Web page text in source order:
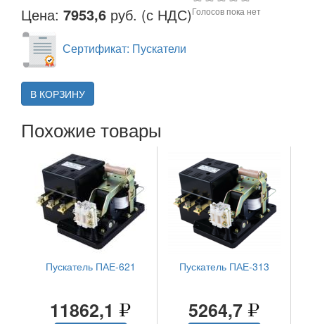
Цена: 7953,6 руб. (с НДС)
Сертификат: Пускатели
В КОРЗИНУ
Голосов пока нет
Похожие товары
Пускатель ПАЕ-621
11862,1
Пускатель ПАЕ-313
5264,7